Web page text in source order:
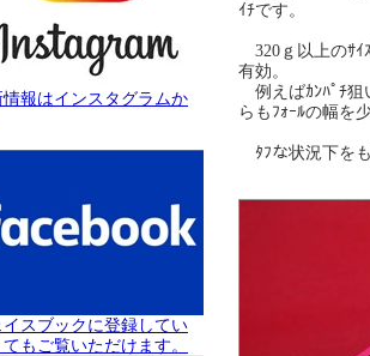
情報はインスタグラムか
イスブックに登録してい
てもご覧いただけます。
ｲﾁです。
320ｇ以上のｻｲ
有効。
例えばｶﾝﾊﾟﾁ狙
らもﾌｫｰﾙの幅を
ﾀﾌな状況下を